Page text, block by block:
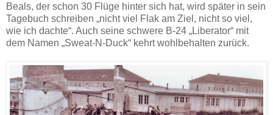
Beals, der schon 30 Flüge hinter sich hat, wird später in sein
Tagebuch schreiben „nicht viel Flak am Ziel, nicht so viel,
wie ich dachte“. Auch seine schwere B-24 „Liberator“ mit
dem Namen „Sweat-N-Duck“ kehrt wohlbehalten zurück.